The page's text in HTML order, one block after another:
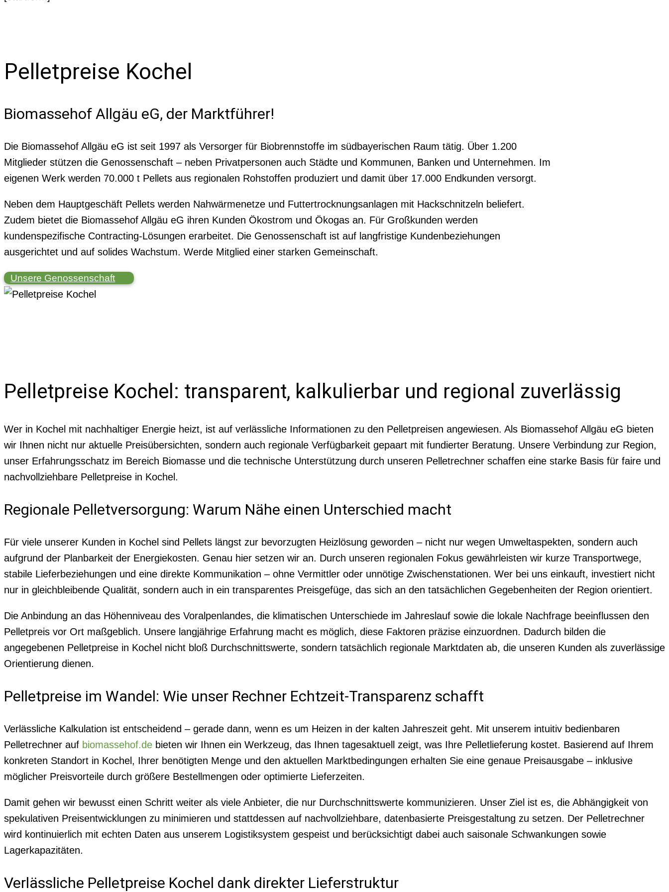
Pelletpreise Kochel
Biomassehof Allgäu eG, der Marktführer!
Die Biomassehof Allgäu eG ist seit 1997 als Versorger für Biobrennstoffe im südbayerischen Raum tätig. Über 1.200
Mitglieder stützen die Genossenschaft – neben Privatpersonen auch Städte und Kommunen, Banken und Unternehmen. Im
eigenen Werk werden 70.000 t Pellets aus regionalen Rohstoffen produziert und damit über 17.000 Endkunden versorgt.
Neben dem Hauptgeschäft Pellets werden Nahwärmenetze und Futtertrocknungsanlagen mit Hackschnitzeln beliefert.
Zudem bietet die Biomassehof Allgäu eG ihren Kunden Ökostrom und Ökogas an. Für Großkunden werden
kundenspezifische Contracting-Lösungen erarbeitet. Die Genossenschaft ist auf langfristige Kundenbeziehungen
ausgerichtet und auf solides Wachstum. Werde Mitglied einer starken Gemeinschaft.
Unsere Genossenschaft
Pelletpreise Kochel: transparent, kalkulierbar und regional zuverlässig
Wer in Kochel mit nachhaltiger Energie heizt, ist auf verlässliche Informationen zu den Pelletpreisen angewiesen. Als Biomassehof Allgäu eG bieten
wir Ihnen nicht nur aktuelle Preisübersichten, sondern auch regionale Verfügbarkeit gepaart mit fundierter Beratung. Unsere Verbindung zur Region,
unser Erfahrungsschatz im Bereich Biomasse und die technische Unterstützung durch unseren Pelletrechner schaffen eine starke Basis für faire und
nachvollziehbare Pelletpreise in Kochel.
Regionale Pelletversorgung: Warum Nähe einen Unterschied macht
Für viele unserer Kunden in Kochel sind Pellets längst zur bevorzugten Heizlösung geworden – nicht nur wegen Umweltaspekten, sondern auch
aufgrund der Planbarkeit der Energiekosten. Genau hier setzen wir an. Durch unseren regionalen Fokus gewährleisten wir kurze Transportwege,
stabile Lieferbeziehungen und eine direkte Kommunikation – ohne Vermittler oder unnötige Zwischenstationen. Wer bei uns einkauft, investiert nicht
nur in gleichbleibende Qualität, sondern auch in ein transparentes Preisgefüge, das sich an den tatsächlichen Gegebenheiten der Region orientiert.
Die Anbindung an das Höhenniveau des Voralpenlandes, die klimatischen Unterschiede im Jahreslauf sowie die lokale Nachfrage beeinflussen den
Pelletpreis vor Ort maßgeblich. Unsere langjährige Erfahrung macht es möglich, diese Faktoren präzise einzuordnen. Dadurch bilden die
angegebenen Pelletpreise in Kochel nicht bloß Durchschnittswerte, sondern tatsächlich regionale Marktdaten ab, die unseren Kunden als zuverlässige
Orientierung dienen.
Pelletpreise im Wandel: Wie unser Rechner Echtzeit-Transparenz schafft
Verlässliche Kalkulation ist entscheidend – gerade dann, wenn es um Heizen in der kalten Jahreszeit geht. Mit unserem intuitiv bedienbaren
Pelletrechner auf biomassehof.de bieten wir Ihnen ein Werkzeug, das Ihnen tagesaktuell zeigt, was Ihre Pelletlieferung kostet. Basierend auf Ihrem
konkreten Standort in Kochel, Ihrer benötigten Menge und den aktuellen Marktbedingungen erhalten Sie eine genaue Preisausgabe – inklusive
möglicher Preisvorteile durch größere Bestellmengen oder optimierte Lieferzeiten.
Damit gehen wir bewusst einen Schritt weiter als viele Anbieter, die nur Durchschnittswerte kommunizieren. Unser Ziel ist es, die Abhängigkeit von
spekulativen Preisentwicklungen zu minimieren und stattdessen auf nachvollziehbare, datenbasierte Preisgestaltung zu setzen. Der Pelletrechner
wird kontinuierlich mit echten Daten aus unserem Logistiksystem gespeist und berücksichtigt dabei auch saisonale Schwankungen sowie
Lagerkapazitäten.
Verlässliche Pelletpreise Kochel dank direkter Lieferstruktur